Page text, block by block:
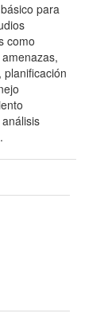
para
como
planificación